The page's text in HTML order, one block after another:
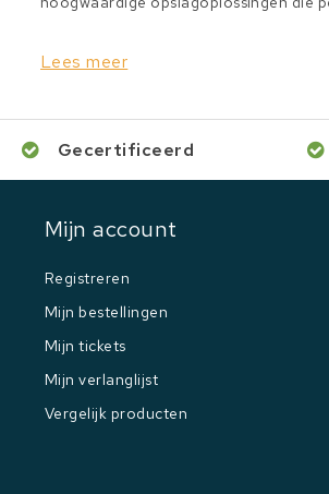
Lees meer
Gecertificeerd
Mijn account
Registreren
Mijn bestellingen
Mijn tickets
Mijn verlanglijst
Vergelijk producten